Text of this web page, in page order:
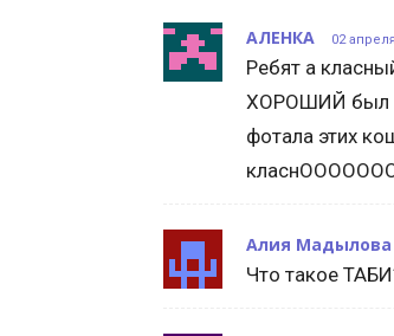
АЛЕНКА 02
Ребят а
ХОРОШИЙ был
фотала этих
Алия Мадылова
Что такое